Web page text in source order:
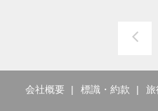
会社概要 標識・約款 旅